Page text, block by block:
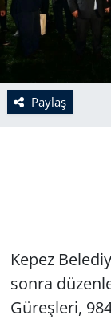
Paylaş
Kepez
sonra
Güreşleri,